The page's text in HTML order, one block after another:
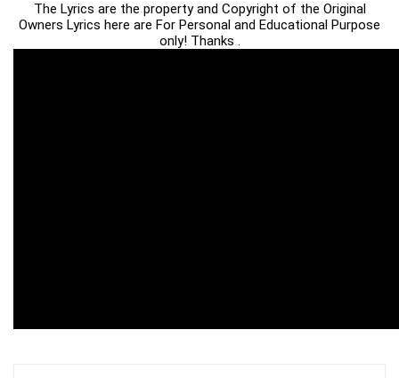
The Lyrics are the property and Copyright of the Original
Owners Lyrics here are For Personal and Educational Purpose
only! Thanks .